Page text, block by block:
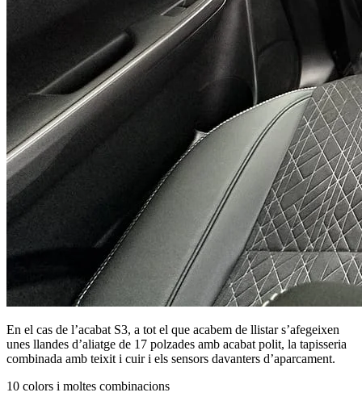
En el cas de l’acabat S3, a tot el que acabem de llistar s’afegeixen
unes llandes d’aliatge de 17 polzades amb acabat polit, la tapisseria
combinada amb teixit i cuir i els sensors davanters d’aparcament.
10 colors i moltes combinacions